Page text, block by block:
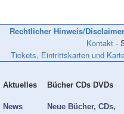
Rechtlicher Hinweis/Disclaimer
Kontakt-
Tickets, Eintrittskarten und
Aktuelles
News
Bücher CDs DVDs
Neue Bücher, CDs,